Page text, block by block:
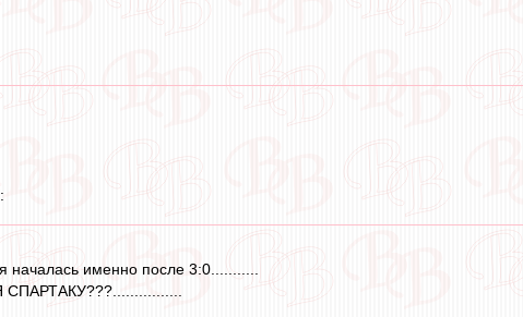
началась именно после 3:0...........
СПАРТАКУ???................